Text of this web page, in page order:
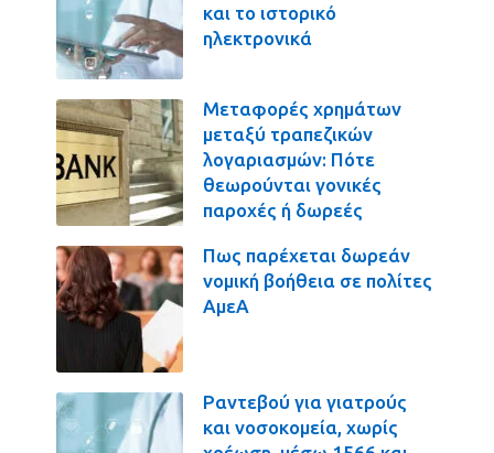
και το ιστορικό
ηλεκτρονικά
Μεταφορές χρημάτων
μεταξύ τραπεζικών
λογαριασμών: Πότε
θεωρούνται γονικές
παροχές ή δωρεές
Πως παρέχεται δωρεάν
νομική βοήθεια σε πολίτες
ΑμεΑ
Ραντεβού για γιατρούς
και νοσοκομεία, χωρίς